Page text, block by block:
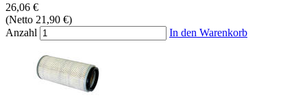
26,06 €
(Netto 21,90 €)
Anzahl
In den Warenkorb